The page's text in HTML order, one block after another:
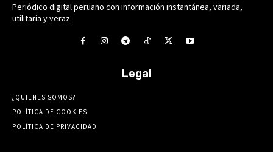
Periódico digital peruano con información instantánea, variada,
utilitaria y veraz.
Legal
¿QUIENES SOMOS?
POLÍTICA DE COOKIES
POLÍTICA DE PRIVACIDAD